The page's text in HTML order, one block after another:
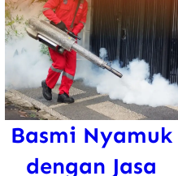
Basmi Nyamuk
dengan Jasa